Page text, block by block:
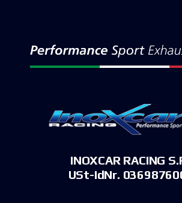
INOXCAR RACING
USt-IdNr.